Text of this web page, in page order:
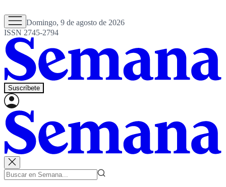
Domingo, 9 de agosto de 2026
ISSN 2745-2794
Suscríbete